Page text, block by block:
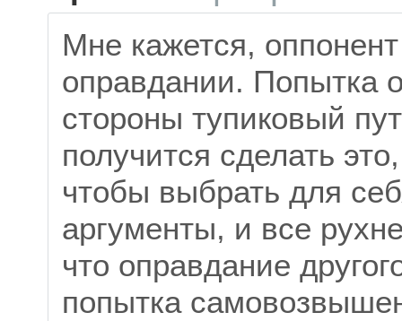
Мне кажется,
оправдании. Попытка
стороны тупиковый
получится сделать
чтобы выбрать для
аргументы, и все
что оправдание
попытка